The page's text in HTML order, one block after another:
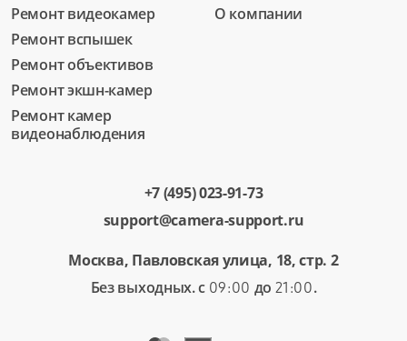
Ремонт видеокамер
Ремонт вспышек
Ремонт объективов
Ремонт экшн-камер
Ремонт камер
видеонаблюдения
О компании
+7 (495) 023-91-73
support@camera-support.ru
Москва, Павловская улица, 18, стр. 2
Без выходных. с 09:00 до 21:00.